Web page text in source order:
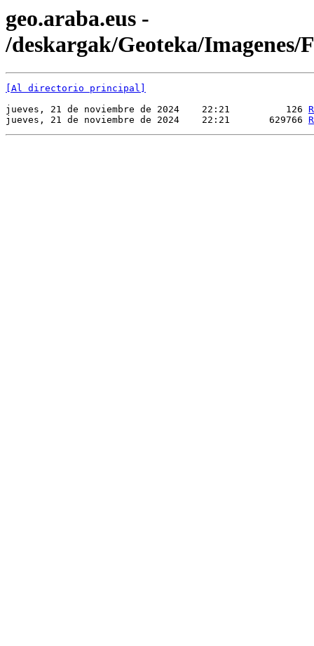
geo.araba.eus -
/deskargak/Geoteka/Imagenes/
[Al directorio principal]
jueves, 21 de noviembre de 2024    22:21          126
jueves, 21 de noviembre de 2024    22:21       629766